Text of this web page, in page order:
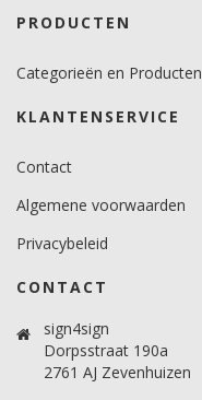
PRODUCTEN
Categorieën en Producten
KLANTENSERVICE
Contact
Algemene voorwaarden
Privacybeleid
CONTACT
sign4sign
Dorpsstraat 190a
2761 AJ Zevenhuizen